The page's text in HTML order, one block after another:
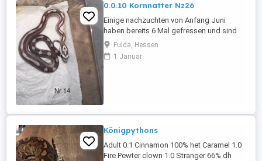
0.0.10 Kornnatter Nz26
Einige nachzuchten von Anfang Juni
haben bereits 6 Mal gefressen und sind
abgabebereit. Geschlechter sind noch
nicht bei allen bestimmt. Verpaarung Coral
Anery Tessera Stripe x Ghost Pewter
Fulda, Hessen
1 Januar
Königpythons
Adult 0.1 Cinnamon 100% het Caramel 1.0
Fire Pewter clown 1.0 Stranger 66% dh